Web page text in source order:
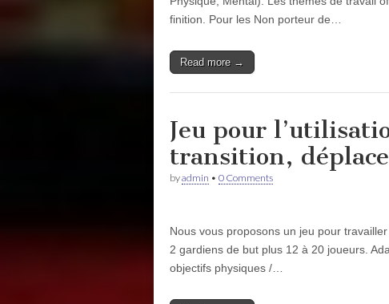
finition. Pour les Non porteur de…
Read more →
Jeu pour
transition,
byadmin • 0 Comments
Nous vous proposons un jeu pour
2 gardiens de but plus 12 à 20 joueurs.
objectifs physiques /…